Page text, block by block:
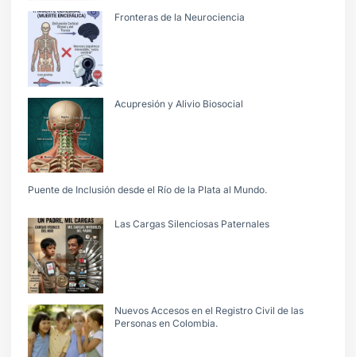
Fronteras de la Neurociencia
Acupresión y Alivio Biosocial
Puente de Inclusión desde el Río de la Plata al Mundo.
Las Cargas Silenciosas Paternales
Nuevos Accesos en el Registro Civil de las
Personas en Colombia.